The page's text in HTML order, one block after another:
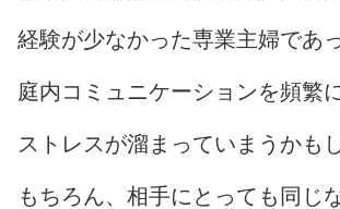
経験が少なかった専業主婦であ
庭内コミュニケーションを頻繁
ストレスが溜まっていまうかも
もちろん、相手にとっても同じ